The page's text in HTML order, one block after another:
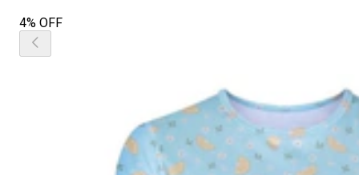
4% OFF